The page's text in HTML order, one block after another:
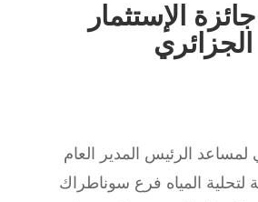
الإستثمار
الجزائري
لمساعد الرئيس المدير العام
لتحلية المياه فرع سوناطراك